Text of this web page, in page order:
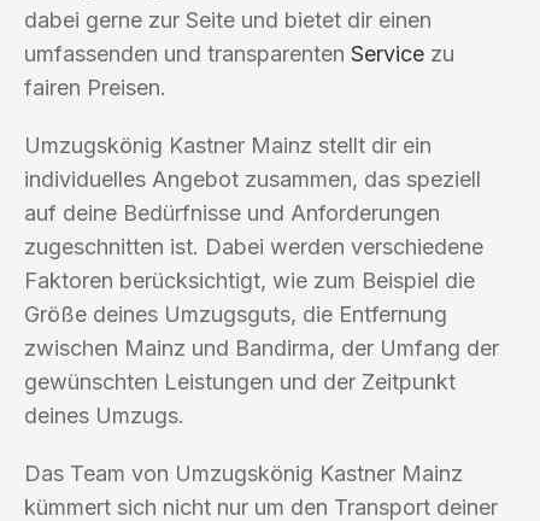
dabei gerne zur Seite und bietet dir einen
umfassenden und transparenten Service zu
fairen Preisen.
Umzugskönig Kastner Mainz stellt dir ein
individuelles Angebot zusammen, das speziell
auf deine Bedürfnisse und Anforderungen
zugeschnitten ist. Dabei werden verschiedene
Faktoren berücksichtigt, wie zum Beispiel die
Größe deines Umzugsguts, die Entfernung
zwischen Mainz und Bandirma, der Umfang der
gewünschten Leistungen und der Zeitpunkt
deines Umzugs.
Das Team von Umzugskönig Kastner Mainz
kümmert sich nicht nur um den Transport deiner